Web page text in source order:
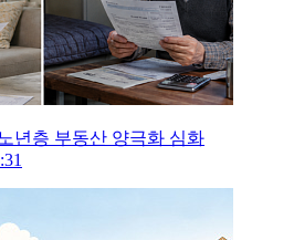
년층 부동산 양극화 심화